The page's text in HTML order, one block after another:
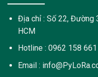
Địa chỉ : Số 22, Đường
HCM
Hotline : 0962 158 661
Email :